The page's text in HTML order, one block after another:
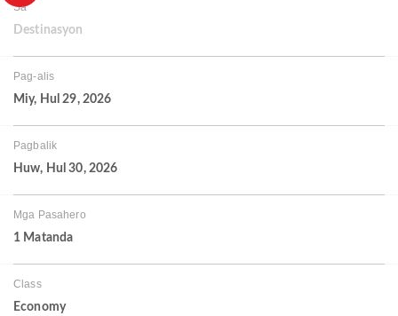
Sa
Destinasyon
Pag-alis
Miy, Hul 29, 2026
Pagbalik
Huw, Hul 30, 2026
Mga Pasahero
1 Matanda
Class
Economy